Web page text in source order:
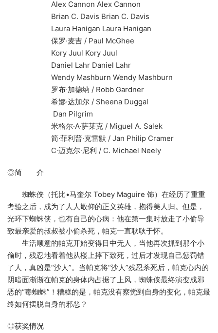
Alex Cannon Alex Cannon
Brian C. Davis Brian C. Davis
Laura Hanigan Laura Hanigan
保罗·麦吉 / Paul McGhee
Kory Juul Kory Juul
Daniel Lahr Daniel Lahr
Wendy Mashburn Wendy Mashburn
罗布·加德纳 / Robb Gardner
希娜·达加尔 / Sheena Duggal
Dan Pilgrim
米格尔·A·萨莱克 / Miguel A. Salek
简·菲利普·克雷默 / Jan Philip Cramer
C·迈克尔·尼利 / C. Michael Neely
◎简 介
蜘蛛侠（托比•马奎尔 Tobey Maguire 饰）在经历了重重
考验之后，成为了人人敬仰的正义英雄，抱得美人归。但是，
光环下蜘蛛侠，也有自己的心病：他在第一集时放走了小偷导
致最亲爱的叔叔被小偷杀死，帕克一直耿耿于怀。
生活顺意的帕克开始变得目中无人，当他再次抓到那个小
偷时，残忍地看着他从楼上摔下致死，过后才发现自己惩罚错
了人，真凶是“沙人”。当帕克将“沙人”残忍杀死后，帕克心内的
阴暗面渐渐在帕克的身体内占据了上风，蜘蛛侠最终演变成邪
恶的“毒蜘蛛”！糟糕的是，帕克没有察觉到自身的变化，帕克最
终如何摆脱自身的邪恶？
◎获奖情况